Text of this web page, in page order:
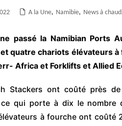
Centrafrique
Côte d’Ivoire
Ethiopie
Gabon
A la Une, Namibie, News à chaud
passé la Namibian Ports
quatre chariots élévateurs
Africa et Forklifts et Allied
Stackers ont coûté près
qui porte à dix le nombre
à fourche ont coûté